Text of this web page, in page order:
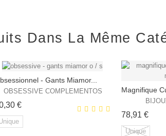
Dans La Même
- Gants Miamor...
OBSESSIVE COMPLEMENTOS
€Prix
Magnifique
78,91 €Prix
Unique